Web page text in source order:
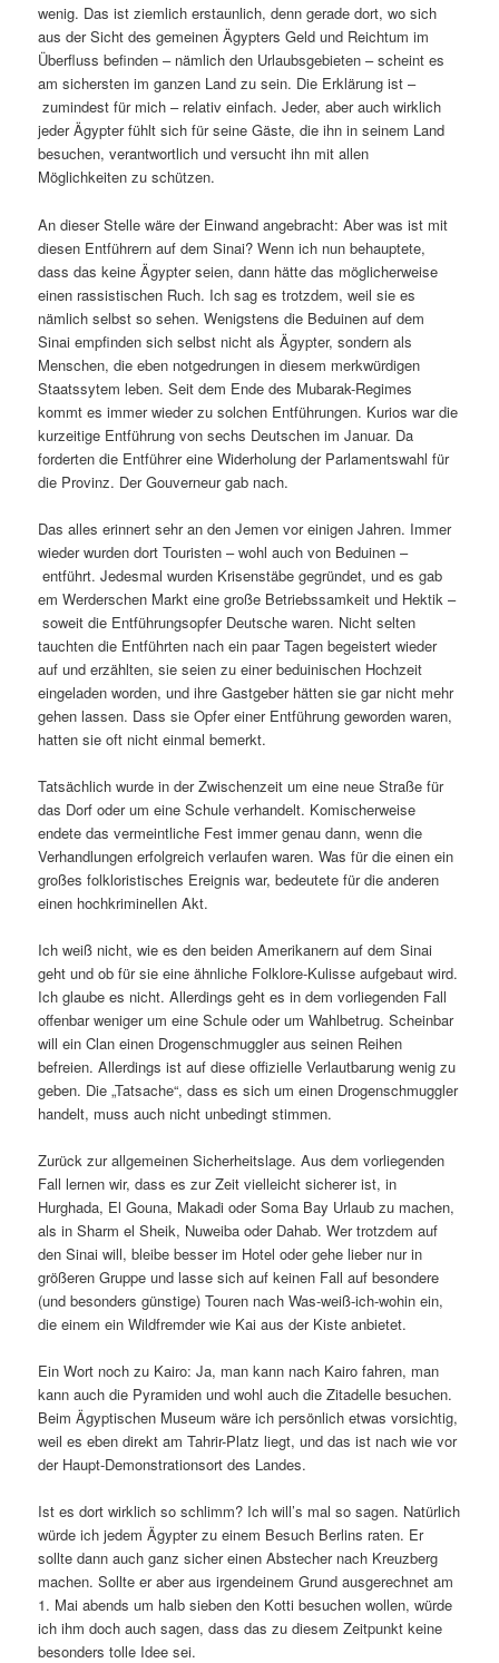
wenig. Das ist ziemlich erstaunlich, denn gerade dort, wo sich
aus der Sicht des gemeinen Ägypters Geld und Reichtum im
Überfluss befinden – nämlich den Urlaubsgebieten – scheint es
am sichersten im ganzen Land zu sein. Die Erklärung ist –
zumindest für mich – relativ einfach. Jeder, aber auch wirklich
jeder Ägypter fühlt sich für seine Gäste, die ihn in seinem Land
besuchen, verantwortlich und versucht ihn mit allen
Möglichkeiten zu schützen.
An dieser Stelle wäre der Einwand angebracht: Aber was ist mit
diesen Entführern auf dem Sinai? Wenn ich nun behauptete,
dass das keine Ägypter seien, dann hätte das möglicherweise
einen rassistischen Ruch. Ich sag es trotzdem, weil sie es
nämlich selbst so sehen. Wenigstens die Beduinen auf dem
Sinai empfinden sich selbst nicht als Ägypter, sondern als
Menschen, die eben notgedrungen in diesem merkwürdigen
Staatssytem leben. Seit dem Ende des Mubarak-Regimes
kommt es immer wieder zu solchen Entführungen. Kurios war die
kurzeitige Entführung von sechs Deutschen im Januar. Da
forderten die Entführer eine Widerholung der Parlamentswahl für
die Provinz. Der Gouverneur gab nach.
Das alles erinnert sehr an den Jemen vor einigen Jahren. Immer
wieder wurden dort Touristen – wohl auch von Beduinen –
entführt. Jedesmal wurden Krisenstäbe gegründet, und es gab
em Werderschen Markt eine große Betriebssamkeit und Hektik –
soweit die Entführungsopfer Deutsche waren. Nicht selten
tauchten die Entführten nach ein paar Tagen begeistert wieder
auf und erzählten, sie seien zu einer beduinischen Hochzeit
eingeladen worden, und ihre Gastgeber hätten sie gar nicht mehr
gehen lassen. Dass sie Opfer einer Entführung geworden waren,
hatten sie oft nicht einmal bemerkt.
Tatsächlich wurde in der Zwischenzeit um eine neue Straße für
das Dorf oder um eine Schule verhandelt. Komischerweise
endete das vermeintliche Fest immer genau dann, wenn die
Verhandlungen erfolgreich verlaufen waren. Was für die einen ein
großes folkloristisches Ereignis war, bedeutete für die anderen
einen hochkriminellen Akt.
Ich weiß nicht, wie es den beiden Amerikanern auf dem Sinai
geht und ob für sie eine ähnliche Folklore-Kulisse aufgebaut wird.
Ich glaube es nicht. Allerdings geht es in dem vorliegenden Fall
offenbar weniger um eine Schule oder um Wahlbetrug. Scheinbar
will ein Clan einen Drogenschmuggler aus seinen Reihen
befreien. Allerdings ist auf diese offizielle Verlautbarung wenig zu
geben. Die „Tatsache“, dass es sich um einen Drogenschmuggler
handelt, muss auch nicht unbedingt stimmen.
Zurück zur allgemeinen Sicherheitslage. Aus dem vorliegenden
Fall lernen wir, dass es zur Zeit vielleicht sicherer ist, in
Hurghada, El Gouna, Makadi oder Soma Bay Urlaub zu machen,
als in Sharm el Sheik, Nuweiba oder Dahab. Wer trotzdem auf
den Sinai will, bleibe besser im Hotel oder gehe lieber nur in
größeren Gruppe und lasse sich auf keinen Fall auf besondere
(und besonders günstige) Touren nach Was-weiß-ich-wohin ein,
die einem ein Wildfremder wie Kai aus der Kiste anbietet.
Ein Wort noch zu Kairo: Ja, man kann nach Kairo fahren, man
kann auch die Pyramiden und wohl auch die Zitadelle besuchen.
Beim Ägyptischen Museum wäre ich persönlich etwas vorsichtig,
weil es eben direkt am Tahrir-Platz liegt, und das ist nach wie vor
der Haupt-Demonstrationsort des Landes.
Ist es dort wirklich so schlimm? Ich will’s mal so sagen. Natürlich
würde ich jedem Ägypter zu einem Besuch Berlins raten. Er
sollte dann auch ganz sicher einen Abstecher nach Kreuzberg
machen. Sollte er aber aus irgendeinem Grund ausgerechnet am
1. Mai abends um halb sieben den Kotti besuchen wollen, würde
ich ihm doch auch sagen, dass das zu diesem Zeitpunkt keine
besonders tolle Idee sei.